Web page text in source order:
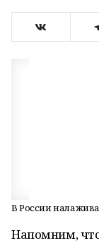
В России
Напомним,